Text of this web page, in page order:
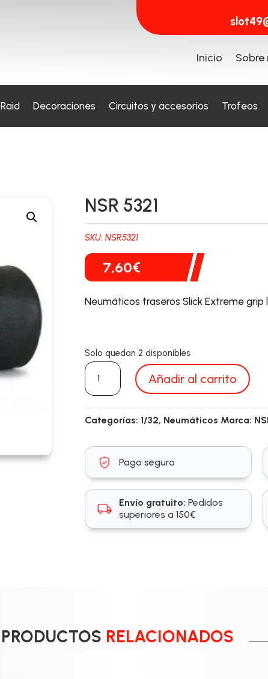
Inicio Sobre
Raid Decoraciones Circuitos y accesorios Trofeos
NSR 5321
SKU:NSR5321
7,60€
Neumáticos traseros Slick Extreme grip
Solo quedan 2 disponibles
NSR
5321
Añadir al carrito
Categorías:1/32, Neumáticos Marca:
Pago seguro
Envío gratuito: Pedidos
superiores a 150€
PRODUCTOS RELACIONADOS